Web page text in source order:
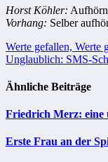
Horst Köhler:
Vorhang: Selber
Werte gefallen, Werte
Unglaublich: SMS-
Ähnliche Beiträge
Friedrich Merz: eine
Erste Frau an der